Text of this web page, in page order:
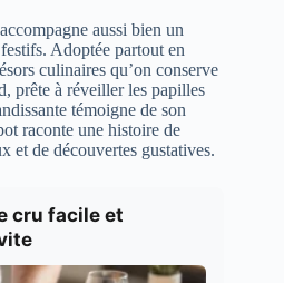
aussi bien un
Adoptée partout en
culinaires qu’on conserve
prête à réveiller les papilles
témoigne de son
raconte une histoire de
et de découvertes gustatives.
cru facile et